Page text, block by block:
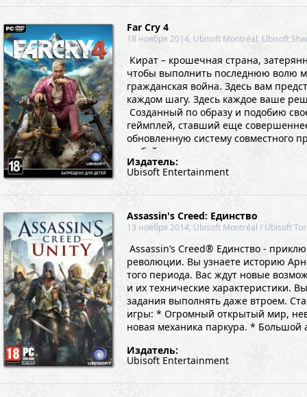
Far Cry 4
18 ноября 2014, Ubisoft Montréal, Ubisoft
Кират – крошечная страна,
чтобы выполнить последнюю волю
гражданская война. Здесь вам
каждом шагу. Здесь каждое ваше
Созданный по образу и подобию
геймплей, ставший еще
обновленную систему совместного
любой момент. ...
Издатель:
Ubisoft Entertainment
Assassin's Creed: Единство
13 ноября 2014, Ubisoft Montréal / Ubisoft
Assassin’s Creed® Единство -
революции. Вы узнаете историю
того периода. Вас ждут новые
и их технические характеристики.
задания выполнять даже втроем.
игры: * Огромный открытый мир,
новая механика паркура. *
Издатель:
Ubisoft Entertainment